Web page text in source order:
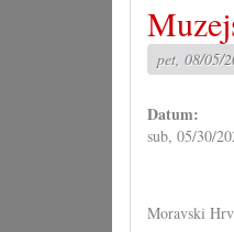
pet, 08/05/
Datum:
sub, 05/30/
Moravski